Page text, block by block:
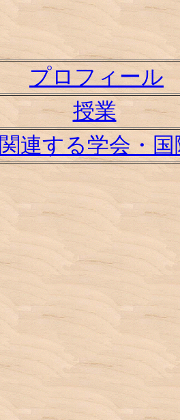
プロフィール
授業
関連する学会・